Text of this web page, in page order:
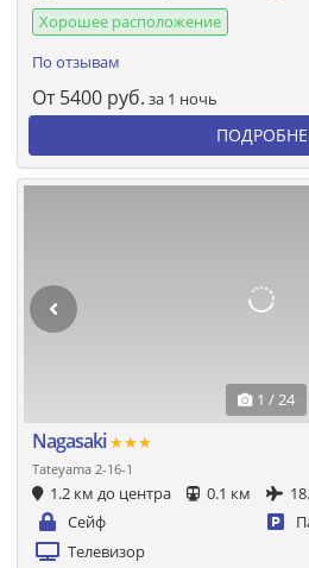
Хорошее расположение
По отзывам
От 5400 руб. за 1 ночь
1 / 24
Nagasaki★★★
Tateyama 2-16-1
1.2 км до центра 0.1 км
Сейф
Телевизор